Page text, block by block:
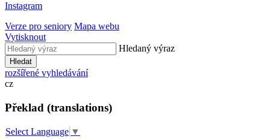
Instagram
Verze pro seniory Mapa webu
Vytisknout
Hledaný výraz
Hledat
rozšířené vyhledávání
cz
Překlad (translations)
Select Language ▼